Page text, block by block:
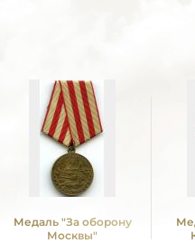
Медаль "За оборону
Москвы"